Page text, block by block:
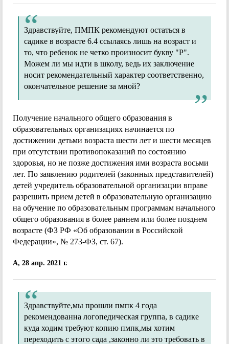
Здравствуйте, ПМПК рекомендуют остаться в
садике в возрасте 6.4 ссылаясь лишь на возраст и
то, что ребенок не четко произносит букву "Р".
Можем ли мы идти в школу, ведь их заключение
носит рекомендательный характер соответственно,
окончательное решение за мной?
Получение начального общего образования в
образовательных организациях начинается по
достижении детьми возраста шести лет и шести месяцев
при отсутствии противопоказаний по состоянию
здоровья, но не позже достижения ими возраста восьми
лет. По заявлению родителей (законных представителей)
детей учредитель образовательной организации вправе
разрешить прием детей в образовательную организацию
на обучение по образовательным программам начального
общего образования в более раннем или более позднем
возрасте (ФЗ РФ «Об образовании в Российской
Федерации», № 273-ФЗ, ст. 67).
А, 28 апр. 2021 г.
Здравствуйте,мы прошли пмпк 4 года
рекомендованна логопедическая группа, в садике
куда ходим требуют копию пмпк,мы хотим
переходить с этого сада ,законно ли это требовать в